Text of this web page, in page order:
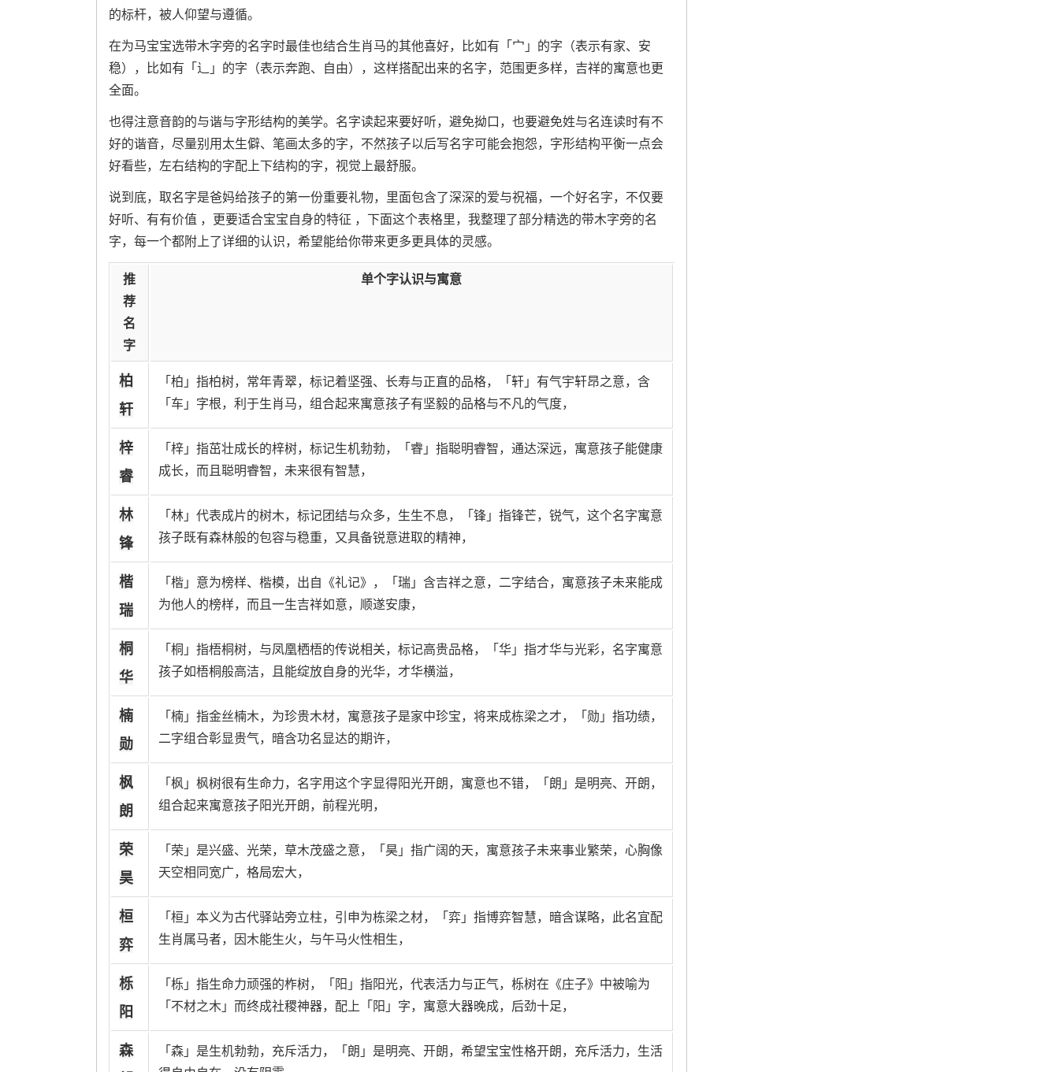
的标杆，被人仰望与遵循。
在为马宝宝选带木字旁的名字时最佳也结合生肖马的其他喜好，比如有「宀」的字（表示有家、安
稳），比如有「辶」的字（表示奔跑、自由），这样搭配出来的名字，范围更多样，吉祥的寓意也更
全面。
也得注意音韵的与谐与字形结构的美学。名字读起来要好听，避免拗口，也要避免姓与名连读时有不
好的谐音，尽量别用太生僻、笔画太多的字，不然孩子以后写名字可能会抱怨，字形结构平衡一点会
好看些，左右结构的字配上下结构的字，视觉上最舒服。
说到底，取名字是爸妈给孩子的第一份重要礼物，里面包含了深深的爱与祝福，一个好名字，不仅要
好听、有有价值 ，更要适合宝宝自身的特征 ，下面这个表格里，我整理了部分精选的带木字旁的名
字，每一个都附上了详细的认识，希望能给你带来更多更具体的灵感。
推
荐
名
字
单个字认识与寓意
柏
轩
「柏」指柏树，常年青翠，标记着坚强、长寿与正直的品格，「轩」有气宇轩昂之意，含
「车」字根，利于生肖马，组合起来寓意孩子有坚毅的品格与不凡的气度，
梓
睿
「梓」指茁壮成长的梓树，标记生机勃勃，「睿」指聪明睿智，通达深远，寓意孩子能健康
成长，而且聪明睿智，未来很有智慧，
林
锋
「林」代表成片的树木，标记团结与众多，生生不息，「锋」指锋芒，锐气，这个名字寓意
孩子既有森林般的包容与稳重，又具备锐意进取的精神，
楷
瑞
「楷」意为榜样、楷模，出自《礼记》，「瑞」含吉祥之意，二字结合，寓意孩子未来能成
为他人的榜样，而且一生吉祥如意，顺遂安康，
桐
华
「桐」指梧桐树，与凤凰栖梧的传说相关，标记高贵品格，「华」指才华与光彩，名字寓意
孩子如梧桐般高洁，且能绽放自身的光华，才华横溢，
楠
勋
「楠」指金丝楠木，为珍贵木材，寓意孩子是家中珍宝，将来成栋梁之才，「勋」指功绩，
二字组合彰显贵气，暗含功名显达的期许，
枫
朗
「枫」枫树很有生命力，名字用这个字显得阳光开朗，寓意也不错，「朗」是明亮、开朗，
组合起来寓意孩子阳光开朗，前程光明，
荣
昊
「荣」是兴盛、光荣，草木茂盛之意，「昊」指广阔的天，寓意孩子未来事业繁荣，心胸像
天空相同宽广，格局宏大，
桓
弈
「桓」本义为古代驿站旁立柱，引申为栋梁之材，「弈」指博弈智慧，暗含谋略，此名宜配
生肖属马者，因木能生火，与午马火性相生，
栎
阳
「栎」指生命力顽强的柞树，「阳」指阳光，代表活力与正气，栎树在《庄子》中被喻为
「不材之木」而终成社稷神器，配上「阳」字，寓意大器晚成，后劲十足，
森
「森」是生机勃勃，充斥活力，「朗」是明亮、开朗，希望宝宝性格开朗，充斥活力，生活